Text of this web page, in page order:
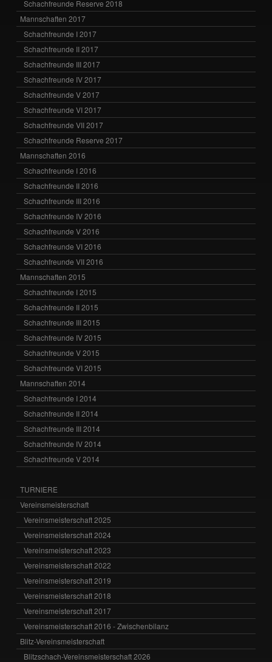
Schachfreunde Reserve 2018
Mannschaften 2017
Schachfreunde I 2017
Schachfreunde II 2017
Schachfreunde III 2017
Schachfreunde IV 2017
Schachfreunde V 2017
Schachfreunde VI 2017
Schachfreunde VII 2017
Schachfreunde Reserve 2017
Mannschaften 2016
Schachfreunde I 2016
Schachfreunde II 2016
Schachfreunde III 2016
Schachfreunde IV 2016
Schachfreunde V 2016
Schachfreunde VI 2016
Schachfreunde VII 2016
Mannschaften 2015
Schachfreunde I 2015
Schachfreunde II 2015
Schachfreunde III 2015
Schachfreunde IV 2015
Schachfreunde V 2015
Schachfreunde VI 2015
Mannschaften 2014
Schachfreunde I 2014
Schachfreunde II 2014
Schachfreunde III 2014
Schachfreunde IV 2014
Schachfreunde V 2014
TURNIERE
Vereinsmeisterschaft
Vereinsmeisterschaft 2025
Vereinsmeisterschaft 2024
Vereinsmeisterschaft 2023
Vereinsmeisterschaft 2022
Vereinsmeisterschaft 2019
Vereinsmeisterschaft 2018
Vereinsmeisterschaft 2017
Vereinsmeisterschaft 2016 - Zwischenbilanz
Blitz-Vereinsmeisterschaft
Blitzschach-Vereinsmeisterschaft 2026